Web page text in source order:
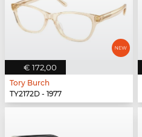
€ 172,00
Tory Burch
TY2172D - 1977